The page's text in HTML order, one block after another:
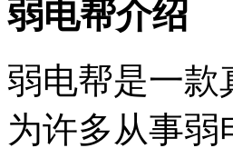
弱电帮介绍
弱电帮是一款
为许多从事